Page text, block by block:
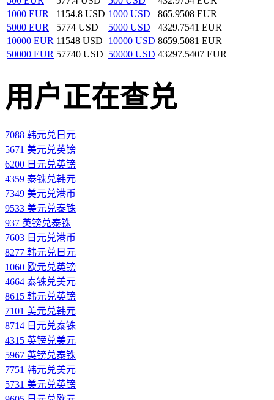
1000 EUR
1154.8 USD 1000 USD
865.9508 EUR
5000 EUR
5774 USD 5000 USD
4329.7541 EUR
10000 EUR 11548 USD 10000 USD 8659.5081 EUR
50000 EUR 57740 USD 50000 USD 43297.5407 EUR
用户正在查兑
7088 韩元兑日元
5671 美元兑英镑
6200 日元兑英镑
4359 泰铢兑韩元
7349 美元兑港币
9533 美元兑泰铢
937 英镑兑泰铢
7603 日元兑港币
8277 韩元兑日元
1060 欧元兑英镑
4664 泰铢兑美元
8615 韩元兑英镑
7101 美元兑韩元
8714 日元兑泰铢
4315 英镑兑美元
5967 英镑兑泰铢
7751 韩元兑美元
5731 美元兑英镑